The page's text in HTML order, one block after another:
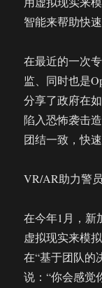
智能来帮助快速
在最近的一次
监、同时也是
分享了政府在
陷入恐怖袭击
团结一致，快速
VR/AR助力警
在今年1月，新
虚拟现实来模
在“基于团队的
说：“你会感觉